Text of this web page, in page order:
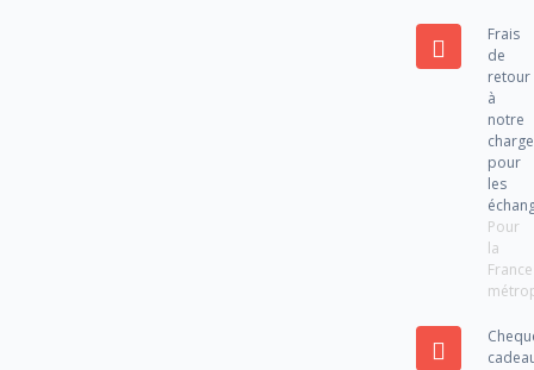
Frais
de
retour
à
notre
charge
pour
les
Pour
la
France